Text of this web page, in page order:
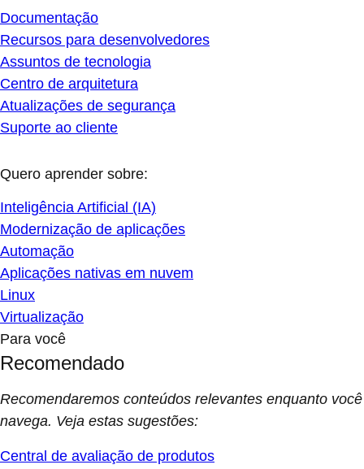
Documentação
Recursos para desenvolvedores
Assuntos de tecnologia
Centro de arquitetura
Atualizações de segurança
Suporte ao cliente
Quero aprender sobre:
Inteligência Artificial (IA)
Modernização de aplicações
Automação
Aplicações nativas em nuvem
Linux
Virtualização
Para você
Recomendado
Recomendaremos conteúdos relevantes enquanto você
navega. Veja estas sugestões:
Central de avaliação de produtos